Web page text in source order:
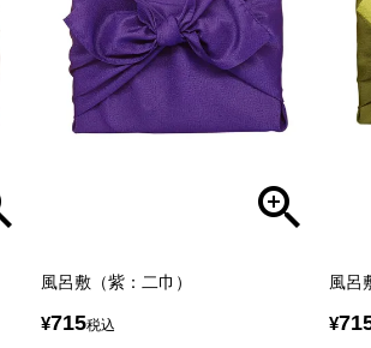
風呂敷（紫：二巾）
¥715税込
風呂
¥